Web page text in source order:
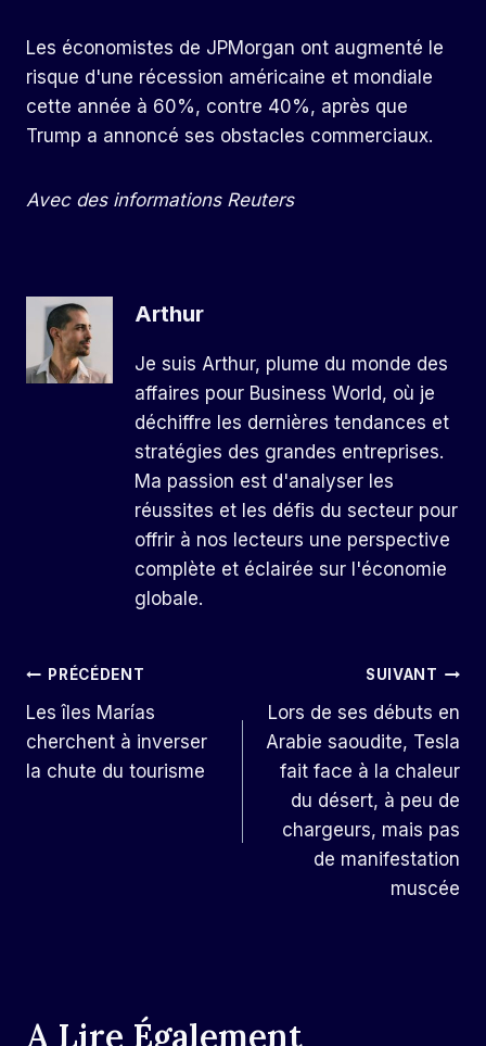
Les économistes de JPMorgan ont augmenté le
risque d'une récession américaine et mondiale
cette année à 60%, contre 40%, après que
Trump a annoncé ses obstacles commerciaux.
Avec des informations Reuters
Arthur
Je suis Arthur, plume du monde des
affaires pour Business World, où je
déchiffre les dernières tendances et
stratégies des grandes entreprises.
Ma passion est d'analyser les
réussites et les défis du secteur pour
offrir à nos lecteurs une perspective
complète et éclairée sur l'économie
globale.
Navigation
De
L’article
PRÉCÉDENT
Les îles Marías
cherchent à inverser
la chute du tourisme
SUIVANT
Lors de ses débuts en
Arabie saoudite, Tesla
fait face à la chaleur
du désert, à peu de
chargeurs, mais pas
de manifestation
muscée
A Lire Également